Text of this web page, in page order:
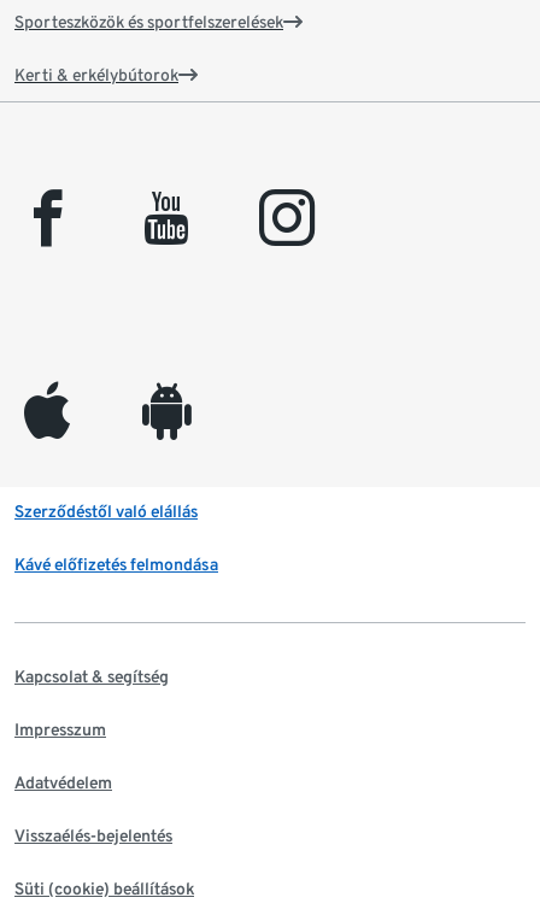
Sporteszközök és sportfelszerelések
Kerti & erkélybútorok
facebook youtube instagram
appleinc android
Szerződéstől való elállás
Kávé előfizetés felmondása
Kapcsolat & segítség
Impresszum
Adatvédelem
Visszaélés-bejelentés
Süti (cookie) beállítások